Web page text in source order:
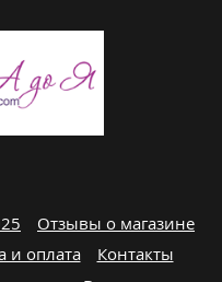
Отзывы о магазине
и оплата
Контакты